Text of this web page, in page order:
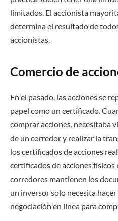
limitados. El accionista
determina el resultado de
accionistas.
Comercio de
En el pasado, las acciones se
papel como un certificado.
comprar acciones, necesitaba
de un corredor y realizar la
los certificados de acciones
certificados de acciones físicos
corredores mantienen los
un inversor solo necesita
negociación en línea para